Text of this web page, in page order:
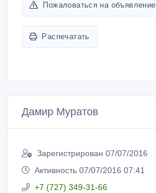
Пожаловаться на объявление
Распечатать
Дамир Муратов
Зарегистрирован 07/07/2016
Активность 07/07/2016 07:41
+7 (727) 349-31-66